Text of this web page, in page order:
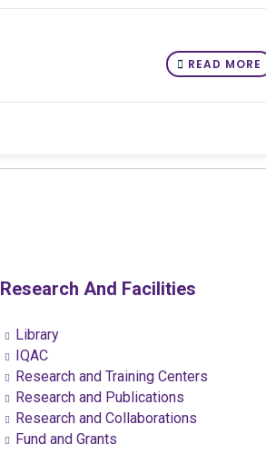
READ MORE
Research And Facilities
Library
IQAC
Research and Training Centers
Research and Publications
Research and Collaborations
Fund and Grants